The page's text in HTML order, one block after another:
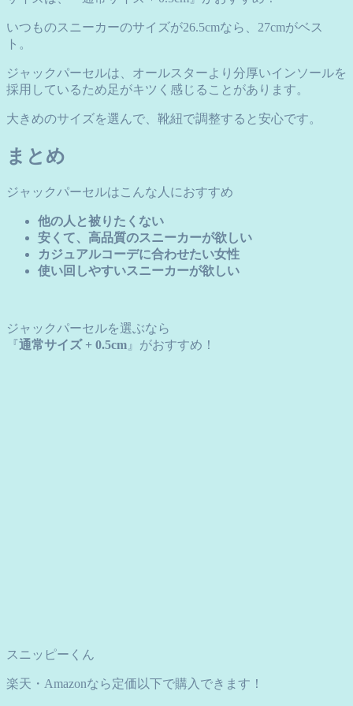
いつものスニーカーのサイズが26.5cmなら、27cmがベス
ト。
ジャックパーセルは、オールスターより分厚いインソールを
採用しているため足がキツく感じることがあります。
大きめのサイズを選んで、靴紐で調整すると安心です。
まとめ
ジャックパーセルはこんな人におすすめ
他の人と被りたくない
安くて、高品質のスニーカーが欲しい
カジュアルコーデに合わせたい女性
使い回しやすいスニーカーが欲しい
ジャックパーセルを選ぶなら
『通常サイズ + 0.5cm 』がおすすめ！
スニッピーくん
楽天・Amazonなら定価以下で購入できます！